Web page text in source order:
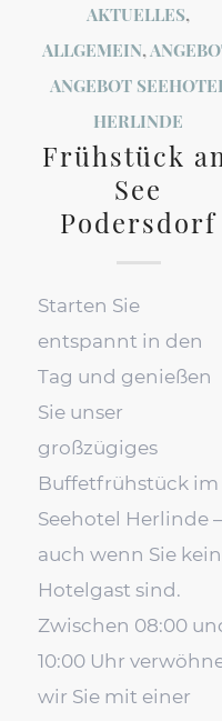
AKTUELLES,
ALLGEMEIN,
ANGEBOT
HERLINDE
Frühstück
See
Podersdorf
Starten Sie
entspannt in den
Tag und genießen
Sie unser
großzügiges
Buffetfrühstück im
Seehotel Herlinde –
auch wenn Sie kein
Hotelgast sind.
Zwischen 08:00
10:00 Uhr
wir Sie mit einer